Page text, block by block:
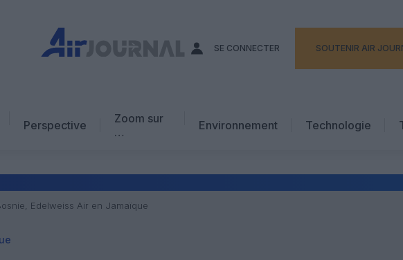
SE CONNECTER SOUTENIR AIR
Perspective
Zoom sur
…
Avis d’expert
Environnement Technologie
Edelweiss Air en Jamaïque